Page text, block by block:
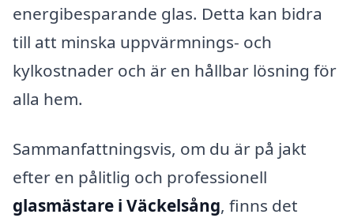
energibesparande glas. Detta kan bidra
till att minska uppvärmnings- och
kylkostnader och är en hållbar lösning för
alla hem.
Sammanfattningsvis, om du är på jakt
efter en pålitlig och professionell
glasmästare i Väckelsång, finns det